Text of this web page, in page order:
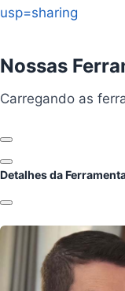
usp=sharing
Nossas
Carregando
Carregando as
Anterior
Próximo
Detalhes da